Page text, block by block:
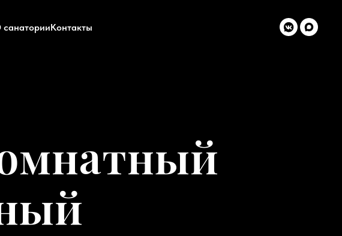
Контакты